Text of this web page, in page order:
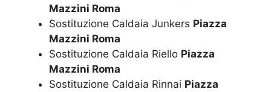
Mazzini Roma
Sostituzione Caldaia Junkers Piazza
Mazzini Roma
Sostituzione Caldaia Riello Piazza
Mazzini Roma
Sostituzione Caldaia Rinnai Piazza